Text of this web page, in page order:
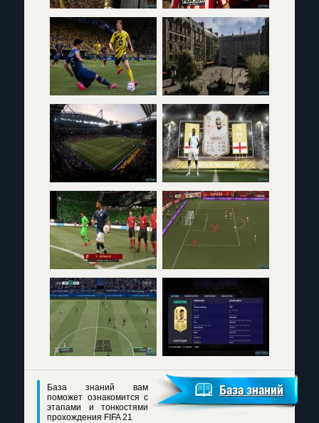
База знаний вам
поможет ознакомится с
этапами и тонкостями
прохождения FIFA 21
База знаний